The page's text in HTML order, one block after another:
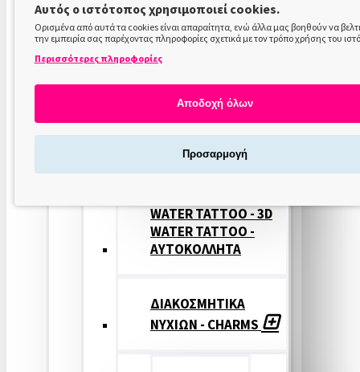
COLOR
ΝΥΧΙΩΝ
ΣΦΡΑΓΙΔΕΣ
ΝΥΧΙΩΝ
WATER TATTOO - 3D
WATER TATTOO -
ΑΥΤΟΚΟΛΛΗΤΑ
ΔΙΑΚΟΣΜΗΤΙΚΑ
ΝΥΧΙΩΝ - CHARMS
Αυτός ο ιστότοπος χρησιμοποιεί cookies.
Ορισμένα από αυτά τα cookies είναι απαραίτητα, ενώ άλλα μας βοηθούν να
την εμπειρία σας παρέχοντας πληροφορίες σχετικά με τον τρόπο χρήσης του
Περισσότερες πληροφορίες
Αποδοχή όλων
Προσαρμογή